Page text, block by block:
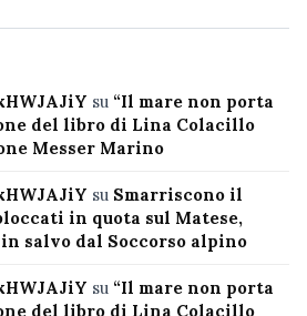
su “Il mare non porta
del libro di Lina Colacillo
Messer Marino
su Smarriscono il
in quota sul Matese,
salvo dal Soccorso alpino
su “Il mare non porta
del libro di Lina Colacillo